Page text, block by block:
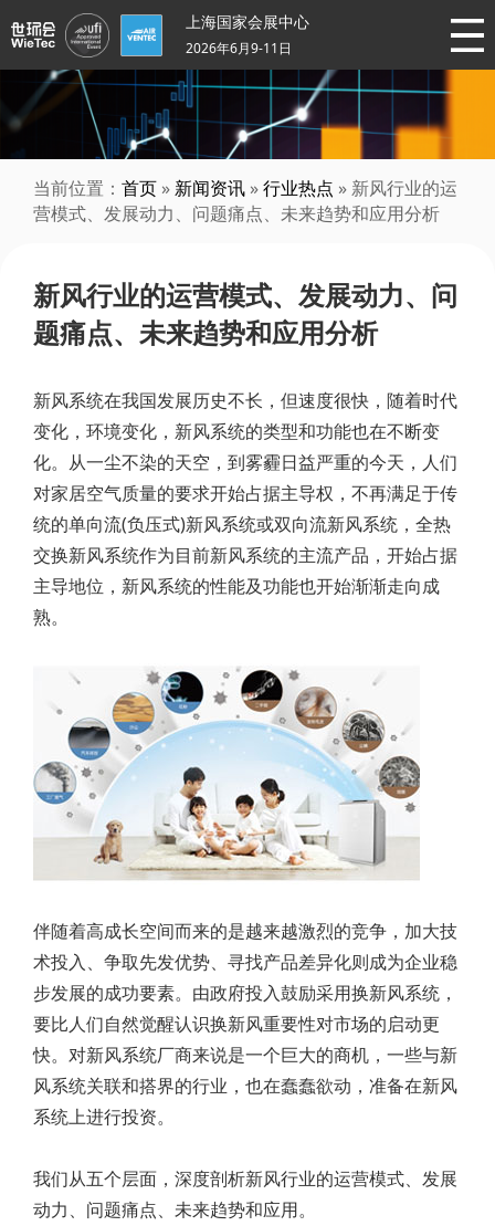
上海国家会展中心
2026年6月9-11日
当前位置： 首页 » 新闻资讯 »行业热点 » 新风行业的运
营模式、发展动力、问题痛点、未来趋势和应用分析
新风行业的运营模式、发展动力、问
题痛点、未来趋势和应用分析
新风系统在我国发展历史不长，但速度很快，随着时代
变化，环境变化，新风系统的类型和功能也在不断变
化。从一尘不染的天空，到雾霾日益严重的今天，人们
对家居空气质量的要求开始占据主导权，不再满足于传
统的单向流(负压式)新风系统或双向流新风系统，全热
交换新风系统作为目前新风系统的主流产品，开始占据
主导地位，新风系统的性能及功能也开始渐渐走向成
熟。
伴随着高成长空间而来的是越来越激烈的竞争，加大技
术投入、争取先发优势、寻找产品差异化则成为企业稳
步发展的成功要素。由政府投入鼓励采用换新风系统，
要比人们自然觉醒认识换新风重要性对市场的启动更
快。对新风系统厂商来说是一个巨大的商机，一些与新
风系统关联和搭界的行业，也在蠢蠢欲动，准备在新风
系统上进行投资。
我们从五个层面，深度剖析新风行业的运营模式、发展
动力、问题痛点、未来趋势和应用。